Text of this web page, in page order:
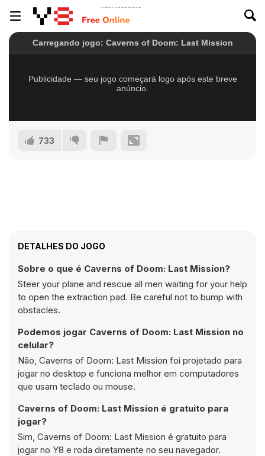
733
DETALHES DO JOGO
Sobre o que é Caverns of Doom: Last Mission?
Steer your plane and rescue all men waiting for your help
to open the extraction pad. Be careful not to bump with
obstacles.
Podemos jogar Caverns of Doom: Last Mission no
celular?
Não, Caverns of Doom: Last Mission foi projetado para
jogar no desktop e funciona melhor em computadores
que usam teclado ou mouse.
Caverns of Doom: Last Mission é gratuito para
jogar?
Sim, Caverns of Doom: Last Mission é gratuito para
jogar no Y8 e roda diretamente no seu navegador.